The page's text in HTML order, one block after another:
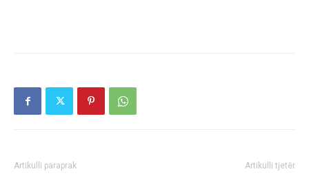
Artikulli paraprak Artikulli tjetër